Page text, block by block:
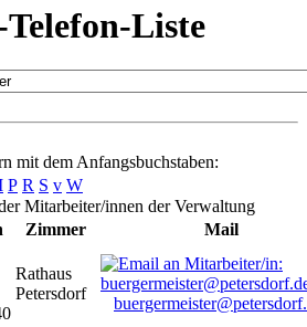
Liste
mit dem Anfangsbuchstaben:
P R S v W
Mitarbeiter/innen der Verwaltung
Zimmer Mail
Rathaus
Petersdorf